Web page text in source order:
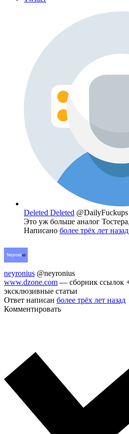
Deleted Deleted @DailyFuckups
Это уж больше аналог
Написано более трёх лет назад
neyronius @neyronius
www.dzone.com — сборник ссылок
эксклюзивные статьи
Ответ написан более трёх лет назад
Комментировать